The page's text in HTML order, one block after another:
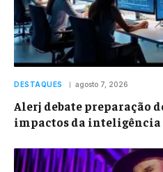
DESTAQUES agosto 7, 2026
Alerj debate preparação
impactos da